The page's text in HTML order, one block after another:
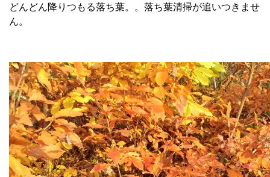
どんどん降りつもる落ち葉。。落ち葉清掃が追いつきませ
ん。